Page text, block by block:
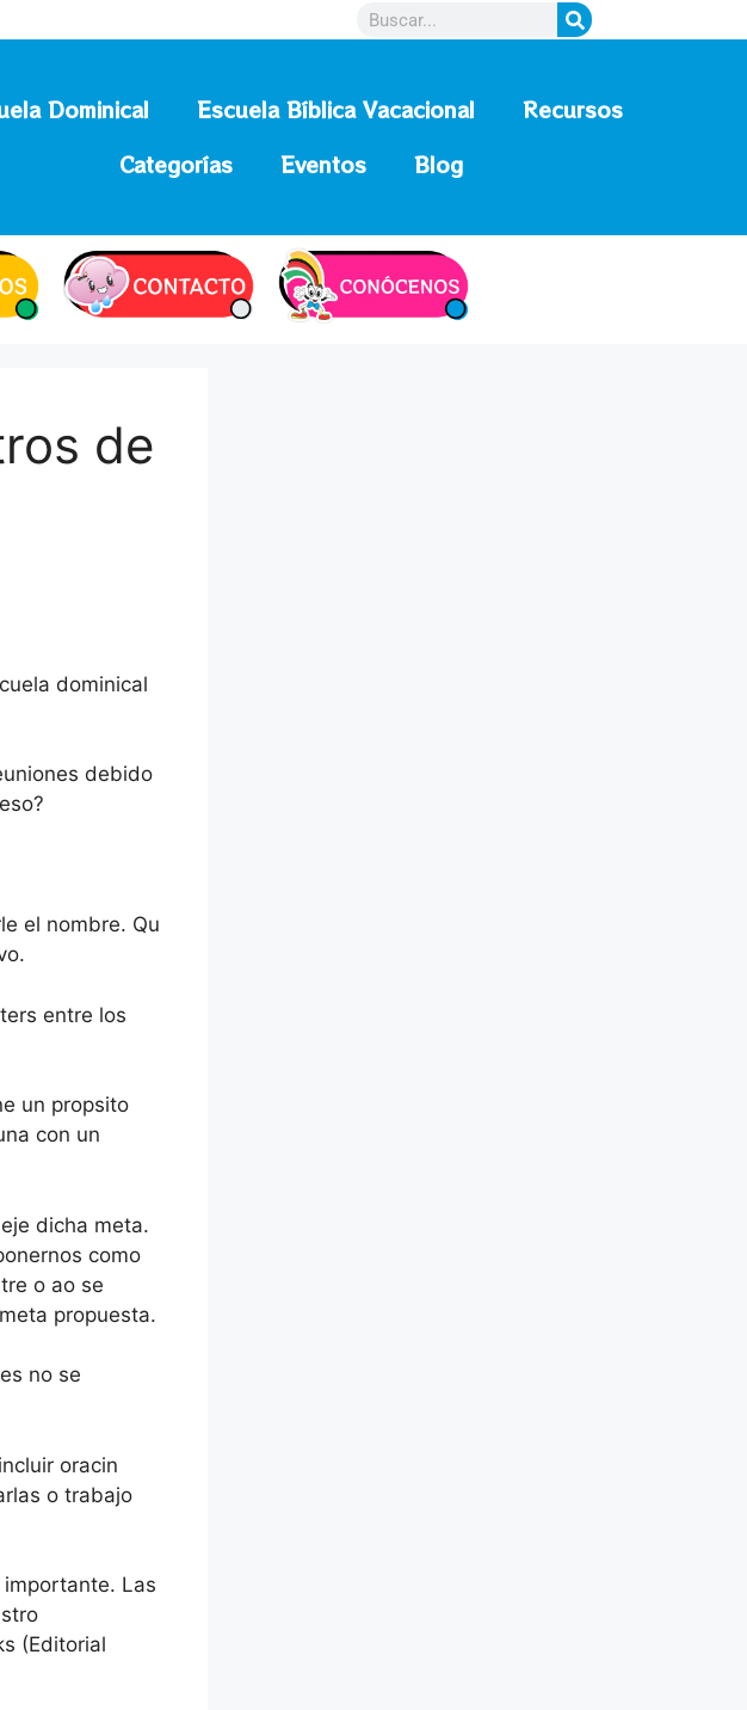
Dominical Escuela Bíblica Vacacional
Recursos
Categorías
Eventos Blog
de
dominical
debido
el nombre. Qu
entre los
un propsito
con un
dicha meta.
como
o ao se
propuesta.
no se
oracin
o trabajo
Las
(Editorial